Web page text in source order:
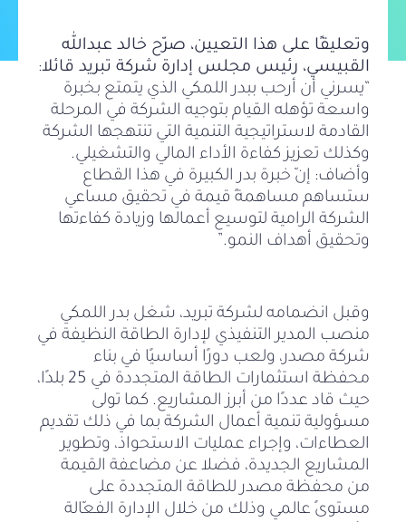
وتعليقًا على هذا التعيين، صرّح خالد عبدالله
القبيسي، رئيس مجلس إدارة شركة تبريد قائلا:
“يسرني أن أرحب ببدر اللمكي الذي يتمتع بخبرة
واسعة تؤهله القيام بتوجيه الشركة في المرحلة
القادمة لاستراتيجية التنمية التي تنتهجها الشركة
وكذلك تعزيز كفاءة الأداء المالي والتشغيلي.
وأضاف: إنّ خبرة بدر الكبيرة في هذا القطاع
ستساهم مساهمةً قيمة في تحقيق مساعي
الشركة الرامية لتوسيع أعمالها وزيادة كفاءتها
وتحقيق أهداف النمو.”
وقبل انضمامه لشركة تبريد، شغل بدر اللمكي
منصب المدير التنفيذي لإدارة الطاقة النظيفة في
شركة مصدر، ولعب دورًا أساسيًا في بناء
محفظة استثمارات الطاقة المتجددة في 25 بلدًا،
حيث قاد عددًا من أبرز المشاريع. كما تولى
مسؤولية تنمية أعمال الشركة بما في ذلك تقديم
العطاءات، وإجراء عمليات الاستحواذ، وتطوير
المشاريع الجديدة، فضلا عن مضاعفة القيمة
من محفظة مصدر للطاقة المتجددة على
مستوىً عالمي وذلك من خلال الإدارة الفعّالة